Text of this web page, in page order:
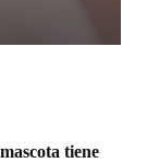
tiene